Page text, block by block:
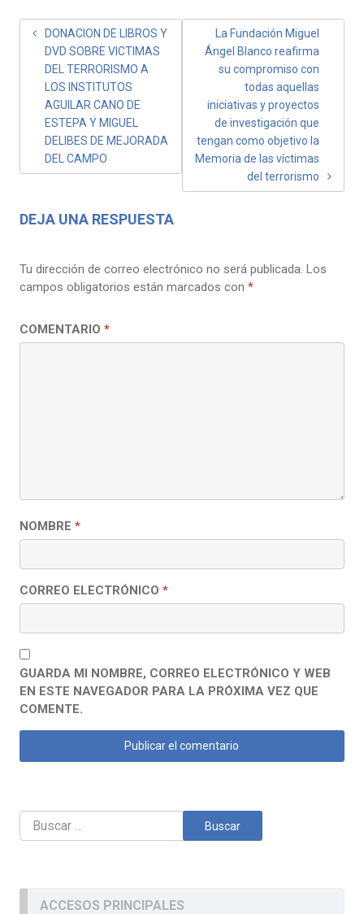
DONACION DE LIBROS Y
DVD SOBRE VICTIMAS
DEL TERRORISMO A
LOS INSTITUTOS
AGUILAR CANO DE
ESTEPA Y MIGUEL
DELIBES DE MEJORADA
DEL CAMPO
La Fundación Miguel
Ángel Blanco reafirma
su compromiso con
todas aquellas
iniciativas y proyectos
de investigación que
tengan como objetivo la
Memoria de las víctimas
del terrorismo
DEJA UNA RESPUESTA
Tu dirección de correo electrónico no será publicada. Los
campos obligatorios están marcados con *
COMENTARIO *
NOMBRE *
CORREO ELECTRÓNICO *
GUARDA MI NOMBRE, CORREO ELECTRÓNICO Y WEB
EN ESTE NAVEGADOR PARA LA PRÓXIMA VEZ QUE
COMENTE.
Buscar:
ACCESOS PRINCIPALES